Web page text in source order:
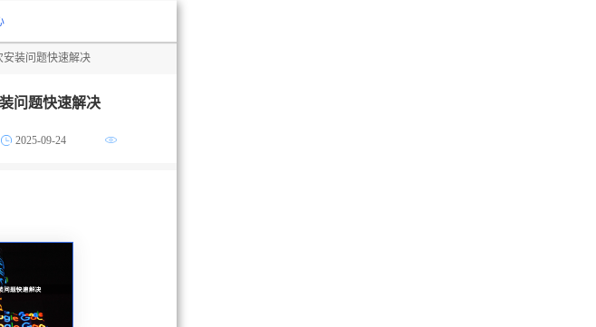
安装问题快速解决
问题快速解决
2025-09-24